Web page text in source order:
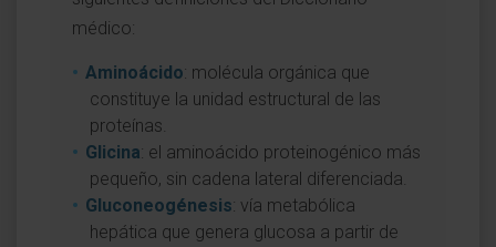
médico:
Aminoácido: molécula orgánica que
constituye la unidad estructural de las
proteínas.
Glicina: el aminoácido proteinogénico más
pequeño, sin cadena lateral diferenciada.
Gluconeogénesis: vía metabólica
hepática que genera glucosa a partir de